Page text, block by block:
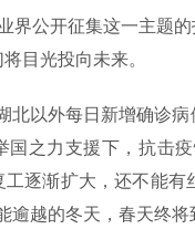
界公开征集这一主题
目光投向未来。
北以外每日新增确诊
国之力支援下，抗击
逐渐扩大，还不能有
逾越的冬天，春天终